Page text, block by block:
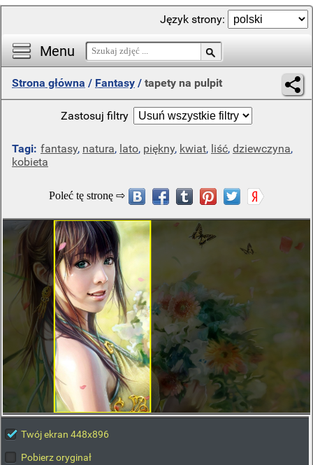
Menu
Język strony:
Strona główna / Fantasy / tapety na pulpit
Zastosuj filtry
Tagi: fantasy, natura, lato, piękny, kwiat, liść, dziewczyna,
kobieta
Twój ekran 448x896
Pobierz oryginał